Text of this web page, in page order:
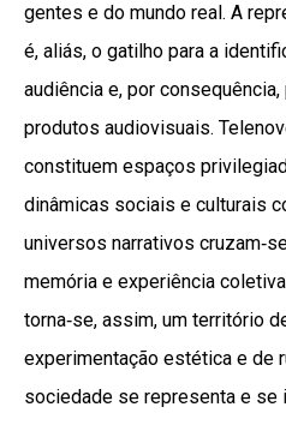
gentes e do mundo real. A
é, aliás, o gatilho para a
audiência e, por
produtos audiovisuais.
constituem espaços
dinâmicas sociais e culturais
universos narrativos
memória e experiência
torna‑se, assim, um território
experimentação estética e de
sociedade se representa e se